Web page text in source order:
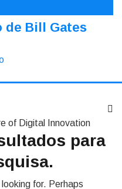
de Bill Gates
of Digital Innovation
para
looking for. Perhaps